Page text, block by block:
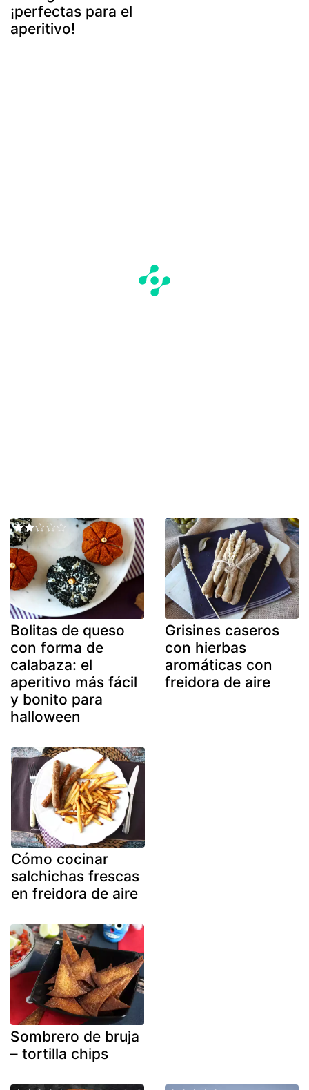
¡perfectas para el
aperitivo!
Bolitas de queso
con forma de
calabaza: el
aperitivo más fácil
y bonito para
halloween
Grisines caseros
con hierbas
aromáticas con
freidora de aire
Cómo cocinar
salchichas frescas
en freidora de aire
Sombrero de bruja
– tortilla chips